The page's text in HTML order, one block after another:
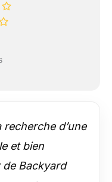
d’une
et bien
de Backyard